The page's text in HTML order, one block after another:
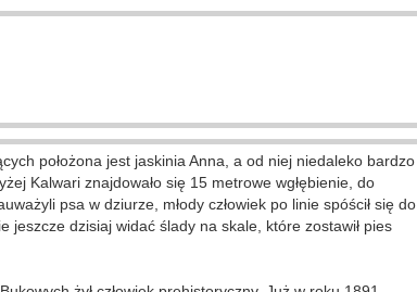
położona jest jaskinia Anna, a od niej niedaleko bardzo
Kalwari znajdowało się 15 metrowe wgłębienie, do
psa w dziurze, młody człowiek po linie spóścił się do
jeszcze dzisiaj widać ślady na skale, które zostawił pies